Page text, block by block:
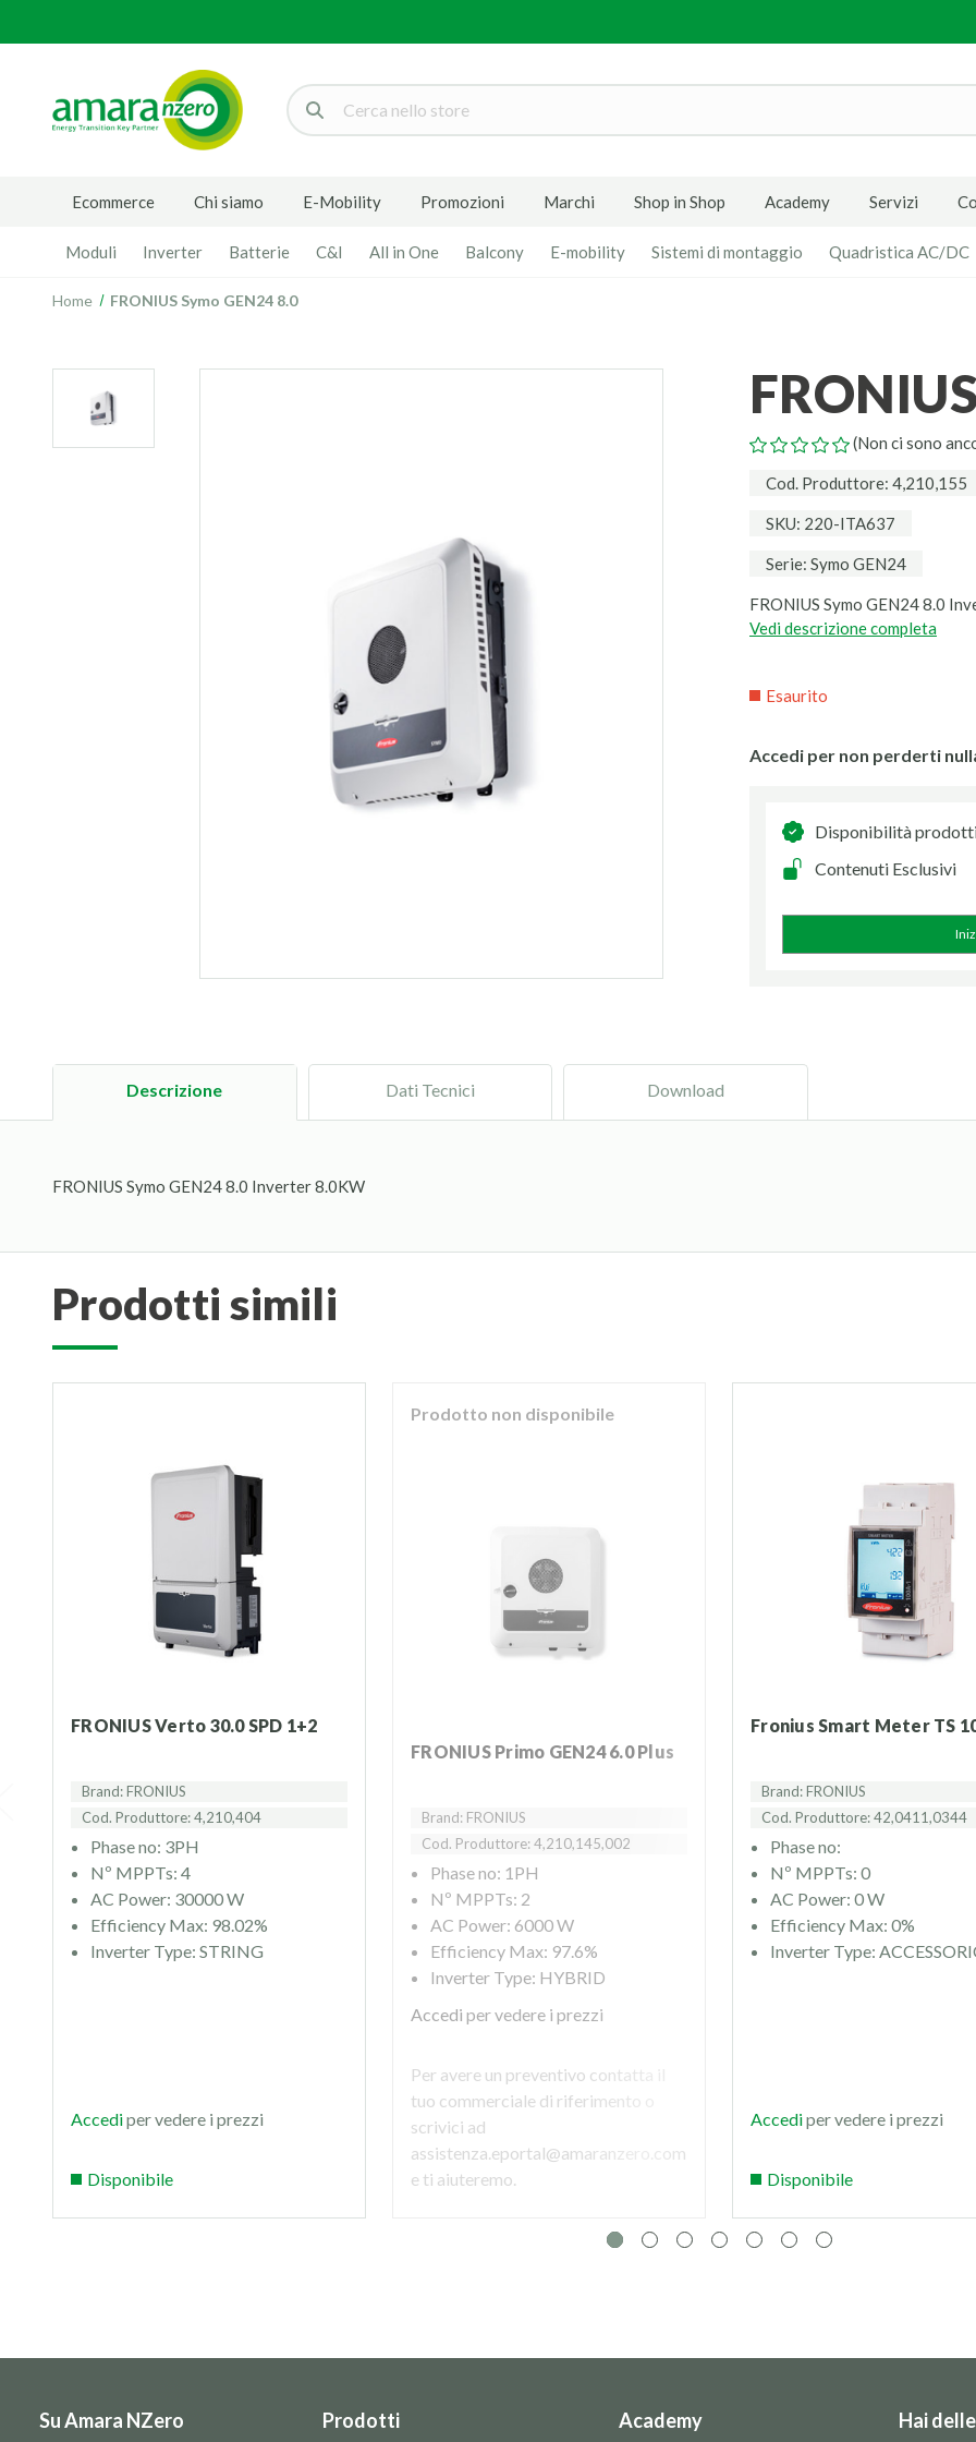
Cerca
Ecommerce Chi siamo E-Mobility Promozioni Marchi Shop in Shop Academy Servizi
Moduli Inverter Batterie C&I All in One Balcony E-mobility Sistemi di montaggio Quadristica AC/DC
Home FRONIUS Symo GEN24 8.0
(Non ci sono
Cod. Produttore: 4,210,155
SKU: 220-ITA637
Serie: Symo GEN24
FRONIUS Symo GEN24 8.0
Vedi descrizione completa
Esaurito
Accedi per non perderti
Disponibilità
Contenuti Esclusivi
Descrizione Dati Tecnici Download
FRONIUS Symo GEN24 8.0 Inverter 8.0KW
prodotti simili
FRONIUS Verto 30.0 SPD 1+2
Brand: FRONIUS
Cod. Produttore: 4,210,404
Phase no: 3PH
Nº MPPTs: 4
AC Power: 30000 W
Efficiency Max: 98.02%
Inverter Type: STRING
Accediper vedere i prezzi
Disponibile
Prodotto non disponibile
FRONIUS Primo GEN24 6.0 Plus
Brand: FRONIUS
Cod. Produttore: 4,210,145,002
Phase no: 1PH
Nº MPPTs: 2
AC Power: 6000 W
Efficiency Max: 97.6%
Inverter Type: HYBRID
Accedi per vedere i prezzi
Per avere un preventivo contatta il
tuo commerciale di riferimento o
scrivici ad
assistenza.eportal@amaranzero.com
e ti aiuteremo.
Fronius Smart Meter TS
Brand: FRONIUS
Cod. Produttore: 42,0411,0344
Phase no:
Nº MPPTs: 0
AC Power: 0 W
Efficiency Max: 0%
Inverter Type:
Accediper vedere i prezzi
Disponibile
Su Amara NZero Prodotti Academy Hai